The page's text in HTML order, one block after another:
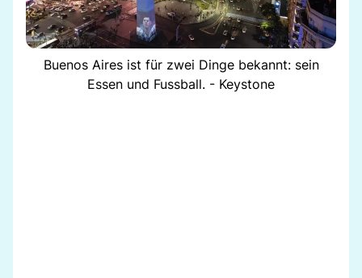
Buenos Aires ist für zwei Dinge bekannt: sein
Essen und Fussball. - Keystone